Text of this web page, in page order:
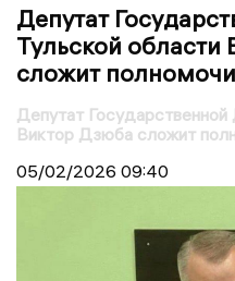
Депутат
Тульской области
сложит
Депутат
Виктор Дзюба сложит
05/02/2026 09:40